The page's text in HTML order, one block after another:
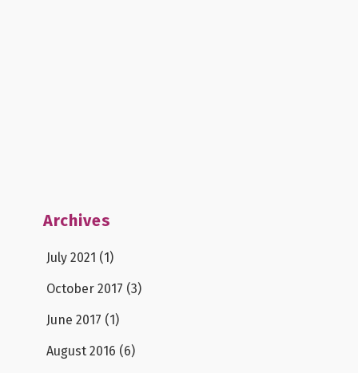
Archives
July 2021 (1)
October 2017 (3)
June 2017 (1)
August 2016 (6)